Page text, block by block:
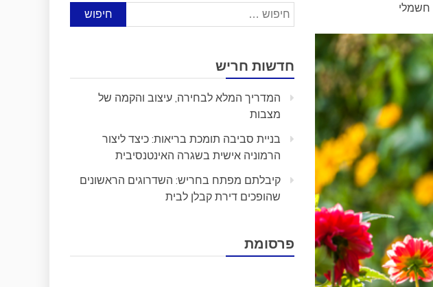
חשמלי חיפוש:
חדשות חריש
המדריך המלא לבחירה, עיצוב והקמה של
מצבות
בניית סביבה תומכת בריאות: כיצד ליצור
הרמוניה אישית בשגרה האינטנסיבית
קיבלתם מפתח בחריש: השדרוגים הראשונים
שהופכים דירת קבלן לבית
פרסומת